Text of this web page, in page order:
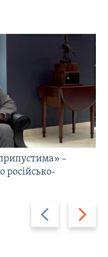
Назад Вперед
–
російсько-